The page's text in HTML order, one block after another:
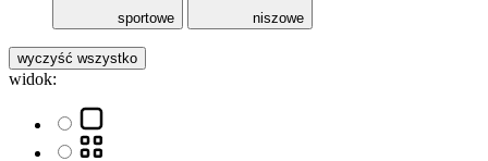
sportowe niszowe
wyczyść wszystko
widok: